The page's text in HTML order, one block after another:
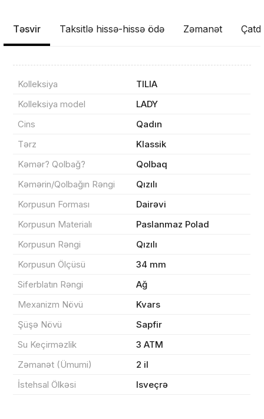
Təsvir Taksitlə hissə-hissə ödə Zəmanət
Kolleksiya
TILIA
Kolleksiya model
LADY
Cins
Qadın
Tərz
Klassik
Kəmər? Qolbağ?
Qolbaq
Kəmərin/Qolbağın Rəngi
Qızılı
Korpusun Forması
Dairəvi
Korpusun Materialı
Paslanmaz Polad
Korpusun Rəngi
Qızılı
Korpusun Ölçüsü
34 mm
Siferblatın Rəngi
Ağ
Mexanizm Növü
Kvars
Şüşə Növü
Sapfir
Su Keçirməzlik
3 ATM
Zəmanət (Ümumi)
2 il
İstehsal Ölkəsi
Isveçrə
Məhsul(lar) səbətə əlavə edildi
Sifarişin detalları
Məhsul toplam
Endirim
Yekun məbləğ OK